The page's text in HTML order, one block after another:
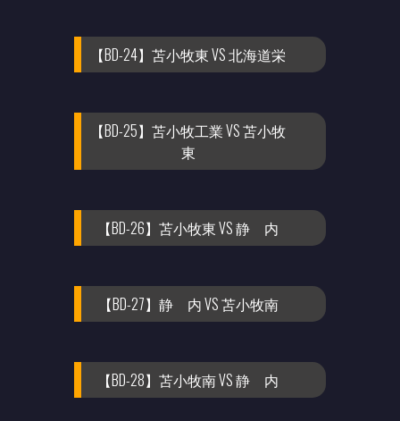
【BD-24】苫小牧東 VS 北海道栄
【BD-25】苫小牧工業 VS 苫小牧
東
【BD-26】苫小牧東 VS 静 内
【BD-27】静 内 VS 苫小牧南
【BD-28】苫小牧南 VS 静 内